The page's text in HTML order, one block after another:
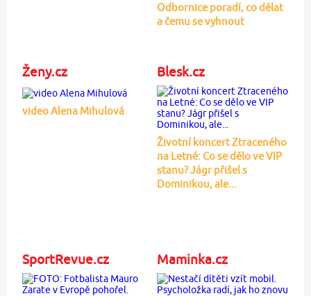
Odbornice poradí, co dělat
a čemu se vyhnout
Ženy.cz
video Alena Mihulová
Blesk.cz
Životní koncert Ztraceného
na Letné: Co se dělo ve VIP
stanu? Jágr přišel s
Dominikou, ale...
SportRevue.cz Maminka.cz